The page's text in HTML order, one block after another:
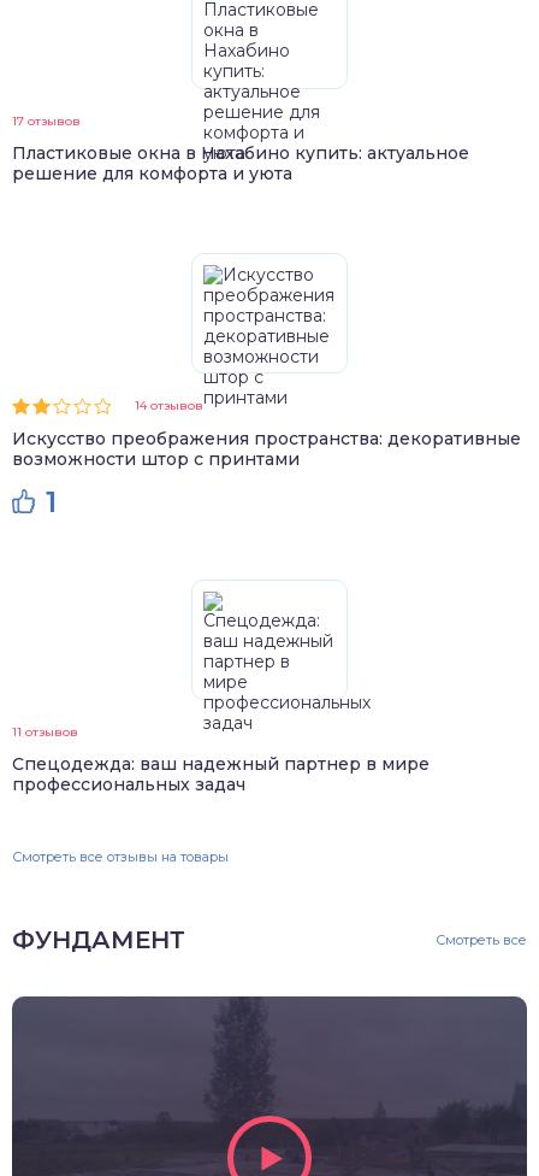
17 отзывов
Пластиковые окна в Нахабино купить: актуальное
решение для комфорта и уюта
14 отзывов
Искусство преображения пространства: декоративные
возможности штор с принтами
1
11 отзывов
Спецодежда: ваш надежный партнер в мире
профессиональных задач
Смотреть все отзывы на товары
ФУНДАМЕНТ Смотреть все